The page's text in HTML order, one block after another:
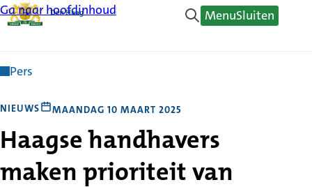
Ga naar hoofdinhoud MenuSluiten
Pers
NIEUWS MAANDAG 10 MAART 2025
Haagse handhavers
maken prioriteit van